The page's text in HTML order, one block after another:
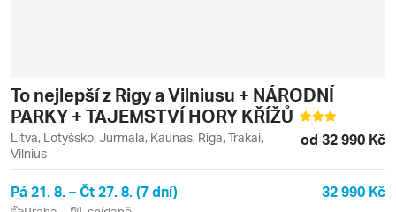
To nejlepší z Rigy a Vilniusu + NÁRODNÍ
PARKY + TAJEMSTVÍ HORY KŘÍŽŮ
Litva, Lotyšsko, Jurmala, Kaunas, Riga, Trakai,
Vilnius
od 32 990 Kč
Pá 21. 8. – Čt 27. 8. (7 dní) 32 990 Kč